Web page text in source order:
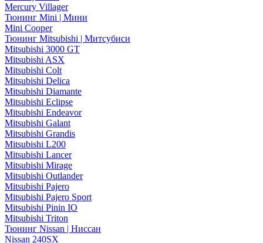
Mercury Villager
Тюнинг Mini | Мини
Mini Cooper
Тюнинг Mitsubishi | Митсубиси
Mitsubishi 3000 GT
Mitsubishi ASX
Mitsubishi Colt
Mitsubishi Delica
Mitsubishi Diamante
Mitsubishi Eclipse
Mitsubishi Endeavor
Mitsubishi Galant
Mitsubishi Grandis
Mitsubishi L200
Mitsubishi Lancer
Mitsubishi Mirage
Mitsubishi Outlander
Mitsubishi Pajero
Mitsubishi Pajero Sport
Mitsubishi Pinin IO
Mitsubishi Triton
Тюнинг Nissan | Ниссан
Nissan 240SX